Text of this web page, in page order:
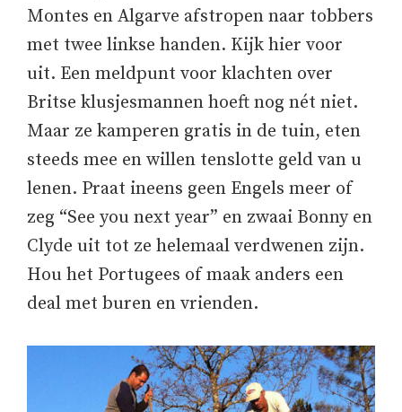
Montes en Algarve afstropen naar tobbers
met twee linkse handen. Kijk hier voor
uit. Een meldpunt voor klachten over
Britse klusjesmannen hoeft nog nét niet.
Maar ze kamperen gratis in de tuin, eten
steeds mee en willen tenslotte geld van u
lenen. Praat ineens geen Engels meer of
zeg “See you next year” en zwaai Bonny en
Clyde uit tot ze helemaal verdwenen zijn.
Hou het Portugees of maak anders een
deal met buren en vrienden.